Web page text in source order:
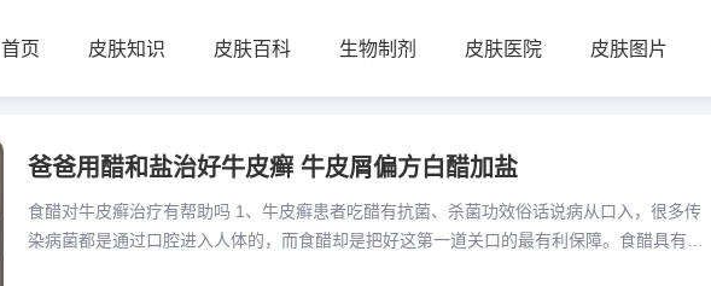
首页 皮肤知识 皮肤百科 生物制剂 皮肤医院 皮肤图片
爸爸用醋和盐治好牛皮癣 牛皮屑偏方白醋加盐
食醋对牛皮癣治疗有帮助吗 1、牛皮癣患者吃醋有抗菌、杀菌功效俗话说病从口入，很多传
染病菌都是通过口腔进入人体的，而食醋却是把好这第一道关口的最有利保障。食醋具有很